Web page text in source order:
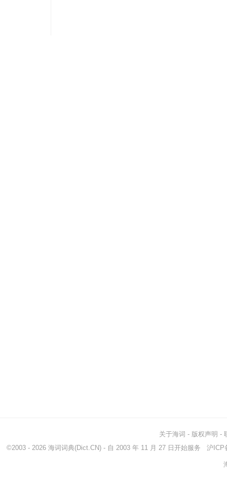
关于海词 - 版权声明 -
©2003 - 2026 海词词典(Dict.CN) - 自 2003 年 11 月 27 日开始服务 沪ICP